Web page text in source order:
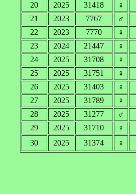
20
2025 31418 ♀
21
2023 7767 ♂
22
2023 7770 ♀
23
2024 21447 ♀
24
2025 31708 ♀
25
2025 31751 ♀
26
2025 31403 ♀
27
2025 31789 ♀
28
2025 31277 ♂
29
2025 31710 ♀
30
2025 31374 ♀